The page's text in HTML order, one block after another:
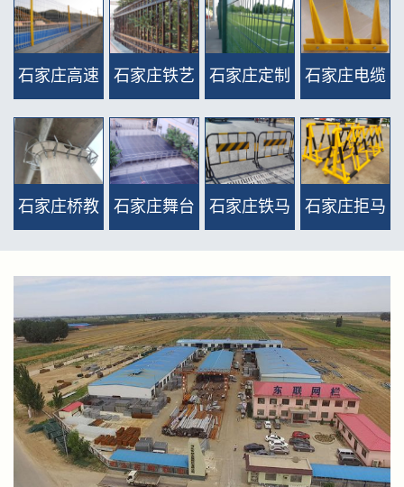
（D型、桃
型护栏、双
圈护
栏） >>
石家庄高速
公路护栏网
（双边、框
网） >>
石家庄铁艺
护栏网 >>
石家庄定制
护栏网(密纹
网、双夹丝
护栏、抱卡
类等出口用
石家庄电缆
支架 >>
石家庄桥教
吊围栏 >>
石家庄舞台
护栏 >>
石家庄铁马
护栏 >>
石家庄拒马
护栏 >>